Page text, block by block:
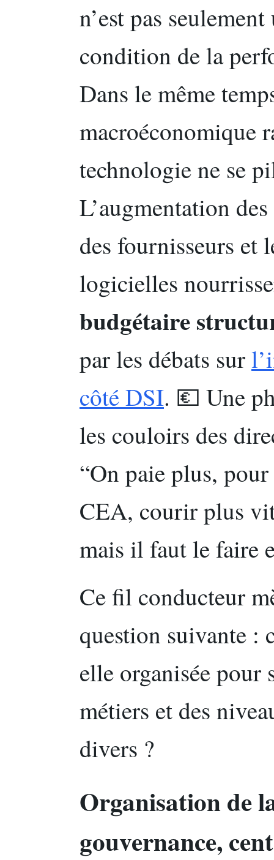
n’est pas
condition de la
Dans le même
macroéconomique
technologie ne se
L’augmentation
des fournisseurs et
logicielles
budgétaire
par les débats sur
côté DSI. 💶 Une
les couloirs des
“On paie plus,
CEA, courir plus
mais il faut le faire
Ce fil conducteur
question suivante :
elle organisée pour
métiers et des
divers ?
Organisation de
gouvernance,